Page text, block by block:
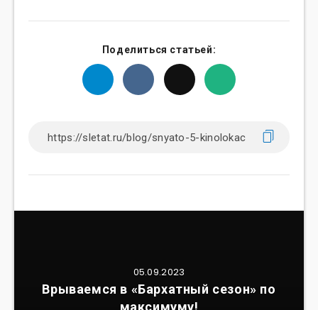
Поделиться статьей:
05.09.2023
Врываемся в «Бархатный сезон» по
максимуму!